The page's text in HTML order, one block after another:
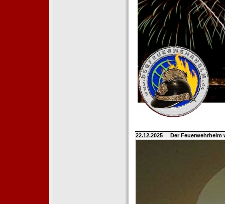
22.12.2025 Der